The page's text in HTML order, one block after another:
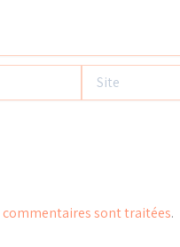
commentaires sont traitées.